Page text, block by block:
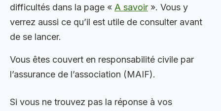
difficultés dans la page « A savoir ». Vous y
verrez aussi ce qu’il est utile de consulter avant
de se lancer.
Vous êtes couvert en responsabilité civile par
l’assurance de l’association (MAIF).
Si vous ne trouvez pas la réponse à vos